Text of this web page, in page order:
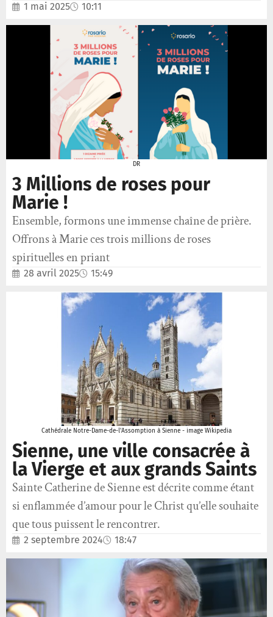
1 mai 2025 10:11
DR
3 Millions de roses pour
Marie !
Ensemble, formons une immense chaîne de prière.
Offrons à Marie ces trois millions de roses
spirituelles en priant
28 avril 2025 15:49
Cathédrale Notre-Dame-de-l'Assomption à Sienne - image Wikipedia
Sienne, une ville consacrée à
la Vierge et aux grands Saints
Sainte Catherine de Sienne est décrite comme étant
si enflammée d’amour pour le Christ qu’elle souhaite
que tous puissent le rencontrer.
2 septembre 2024 18:47